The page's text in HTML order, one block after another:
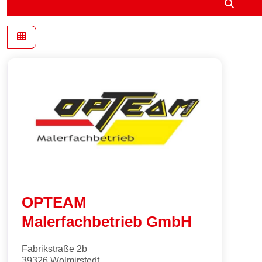
OPTEAM
Malerfachbetrieb GmbH
Fabrikstraße 2b